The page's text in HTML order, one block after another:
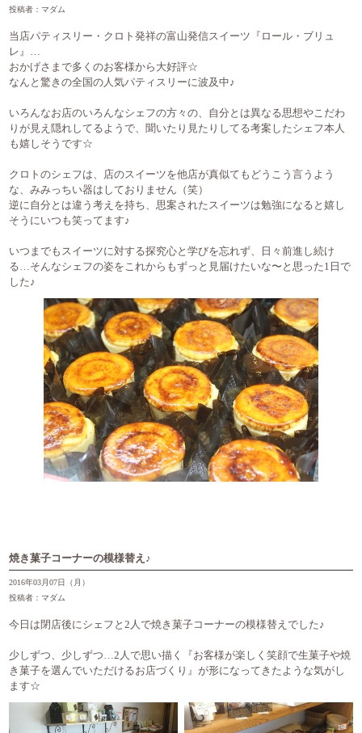
投稿者：マダム
当店パティスリー・クロト発祥の富山発信スイーツ『ロール・ブリュ
レ』…
おかげさまで多くのお客様から大好評☆
なんと驚きの全国の人気パティスリーに波及中♪
いろんなお店のいろんなシェフの方々の、自分とは異なる思想やこだわ
りが見え隠れしてるようで、聞いたり見たりしてる考案したシェフ本人
も嬉しそうです☆
クロトのシェフは、店のスイーツを他店が真似てもどうこう言うよう
な、みみっちい器はしておりません（笑）
逆に自分とは違う考えを持ち、思案されたスイーツは勉強になると嬉し
そうにいつも笑ってます♪
いつまでもスイーツに対する探究心と学びを忘れず、日々前進し続け
る…そんなシェフの姿をこれからもずっと見届けたいな〜と思った1日で
した♪
焼き菓子コーナーの模様替え♪
2016年03月07日（月）
投稿者：マダム
今日は閉店後にシェフと2人で焼き菓子コーナーの模様替えでした♪
少しずつ、少しずつ…2人で思い描く『お客様が楽しく笑顔で生菓子や焼
き菓子を選んでいただけるお店づくり』が形になってきたような気がし
ます☆